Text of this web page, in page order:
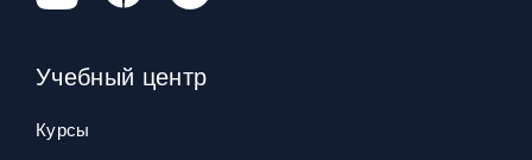
Учебный центр
Курсы